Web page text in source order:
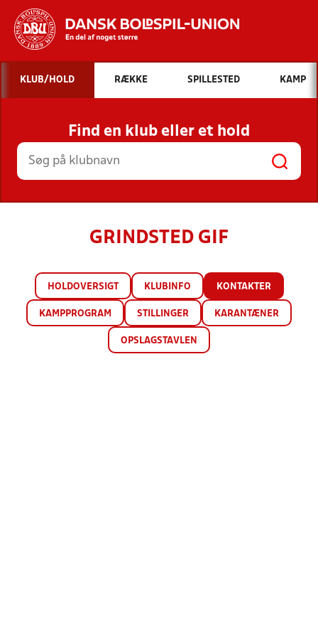
Hvad vil du søge efter?
INDHOLD OG NYHEDER
STILLINGER, RESULTATER, KLUBBER OG
HOLD
KLUB/HOLD RÆKKE SPILLESTED KAMP
Find en klub eller et hold
GRINDSTED GIF
HOLDOVERSIGT KLUBINFO KONTAKTER
KAMPPROGRAM STILLINGER KARANTÆNER
OPSLAGSTAVLEN